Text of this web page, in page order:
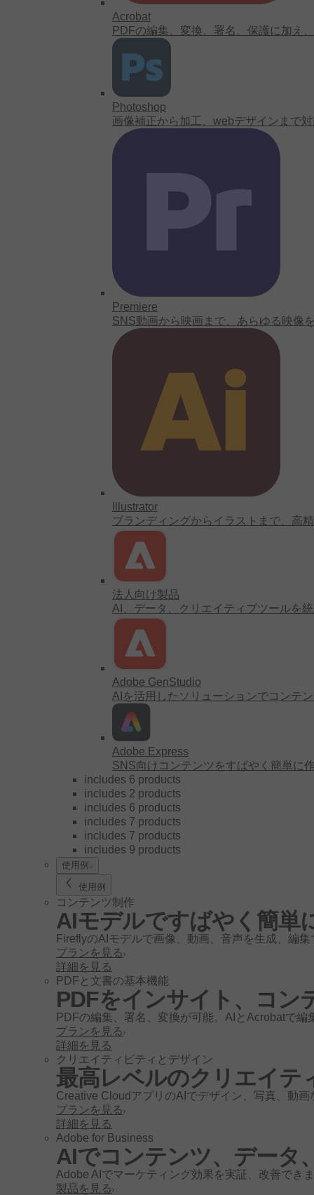
Acrobat
PDFの編集、変換、署名、保護に加え
Photoshop
画像補正から加工、webデザインまで
Premiere
SNS動画から映画まで、あらゆる映像
Illustrator
ブランディングからイラストまで、高
法人向け製品
AI、データ、クリエイティブツールを
Adobe GenStudio
AIを活用したソリューションでコンテ
Adobe Express
SNS向けコンテンツをすばやく簡単に
includes 6 products
includes 2 products
includes 6 products
includes 7 products
includes 7 products
includes 9 products
使用例
使用例
コンテンツ制作
AIモデルですばやく簡単
FireflyのAIモデルで画像、動画、音声を生成、編集
プランを見る
詳細を見る
PDFと文書の基本機能
PDFをインサイト、コン
PDFの編集、署名、変換が可能。AIとAcrobatで
プランを見る
詳細を見る
クリエイティビティとデザイン
最高レベルのクリエイテ
Creative CloudアプリのAIでデザイン、写真、動
プランを見る
詳細を見る
Adobe for Business
AIでコンテンツ、データ
Adobe AIでマーケティング効果を実証、改善でき
製品を見る